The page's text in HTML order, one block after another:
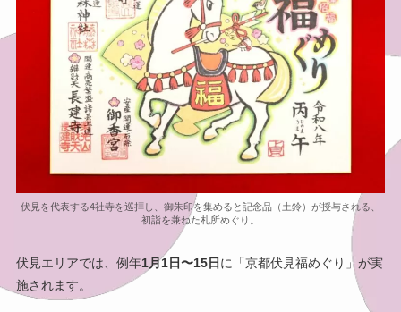
伏見を代表する4社寺を巡拝し、御朱印を集めると記念品（土鈴）が授与される、
初詣を兼ねた札所めぐり。
伏見エリアでは、例年1月1日〜15日 に「京都伏見福めぐり」が実
施されます。